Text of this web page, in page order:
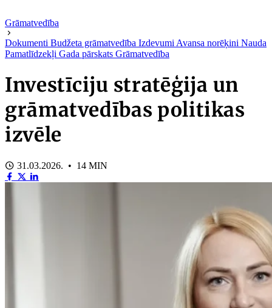
Grāmatvedība
Dokumenti Budžeta grāmatvedība Izdevumi Avansa norēķini Nauda
Pamatlīdzekļi Gada pārskats Grāmatvedība
Investīciju stratēģija un
grāmatvedības politikas
izvēle
31.03.2026. • 14 MIN